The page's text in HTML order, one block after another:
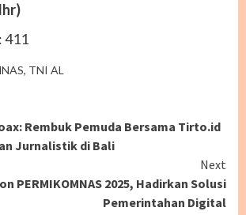
411
, TNI AL
Rembuk Pemuda Bersama Tirto.id
Jurnalistik di Bali
Next
PERMIKOMNAS 2025, Hadirkan Solusi
Pemerintahan Digital